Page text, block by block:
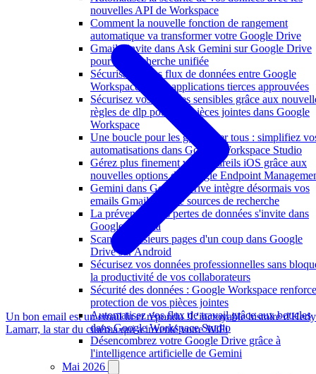
nouvelles API de Workspace
Comment la nouvelle fonction de rangement
automatique va transformer votre Google Drive
Gmail s'invite dans Ask Gemini sur Google Drive
pour une recherche unifiée
Sécurisation des flux de données entre Google
Workspace et vos applications tierces approuvées
Sécurisez vos données sensibles grâce aux
règles de dlp pour vos pièces jointes dans Google
Workspace
Une boucle pour les gouverner tous : simplifiez
automatisations dans Google Workspace Studio
Gérez plus finement vos appareils iOS grâce aux
nouvelles options de Google Endpoint
Gemini dans Google Drive intègre désormais vos
emails Gmail comme sources de recherche
La prévention des pertes de données s'invite dans
Google Agenda
Scanner plusieurs pages d'un coup dans Google
Drive sur Android
Sécurisez vos données professionnelles sans
la productivité de vos collaborateurs
Sécurité des données : Google Workspace
protection de vos pièces jointes
Automatisez vos flux de travail grâce aux boucles
dans Google Workspace Studio
Désencombrez votre Google Drive grâce à
l'intelligence artificielle de Gemini
Mai 2026
Un bon email est un email lu et répondu !L'incroyable histoire d'Hedy
Lamarr, la star du cinéma qui a inventé votre WiFi